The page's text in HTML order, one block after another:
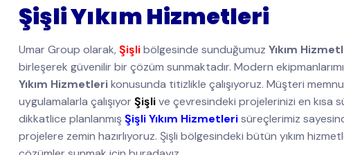
Şişli Yıkım Hizmetleri
Umar Group olarak, Şişlibölgesinde sunduğumuz Yıkım
birleşerek güvenilir bir çözüm sunmaktadır. Modern
Yıkım Hizmetlerikonusunda titizlikle çalışıyoruz. Müşteri
uygulamalarla çalışıyorŞişlive çevresindeki projelerinizi en kısa
dikkatlice planlanmışŞişli Yıkım Hizmetlerisüreçlerimiz
projelere zemin hazırlıyoruz. Şişli bölgesindeki bütün yıkım